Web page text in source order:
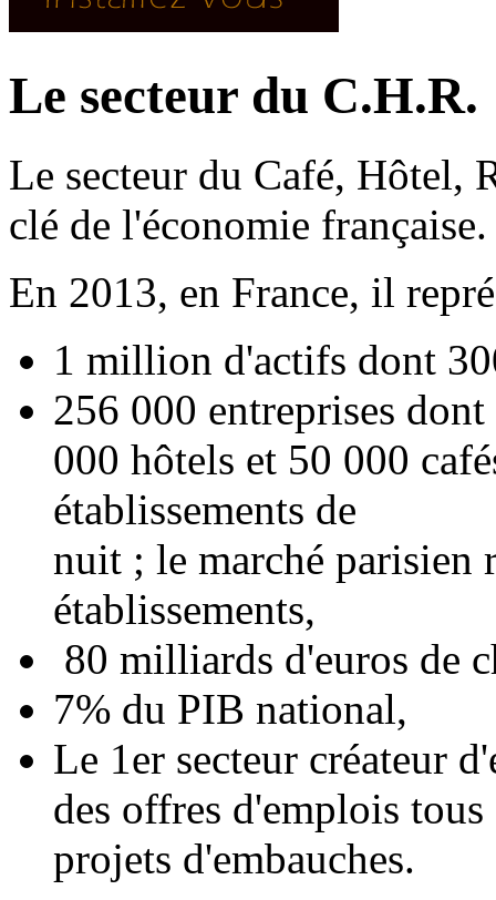
Le secteur du C.H.R.
Le secteur du Café, Hôtel,
clé de l'économie française.
En 2013, en France, il
1 million d'actifs dont
256 000 entreprises
000 hôtels et 50 000
établissements de
nuit ; le marché parisien
établissements,
80 milliards d'euros de
7% du PIB national,
Le 1er secteur créateur
des offres d'emplois
projets d'embauches.